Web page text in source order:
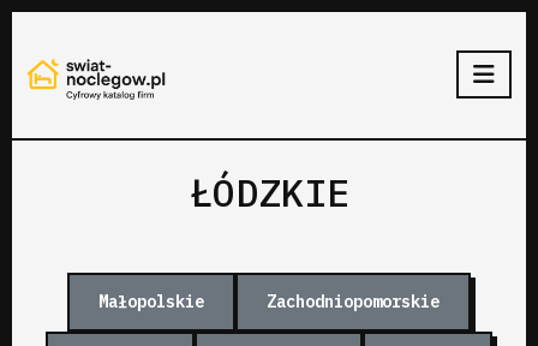
ŁÓDZKIE
Małopolskie Zachodniopomorskie